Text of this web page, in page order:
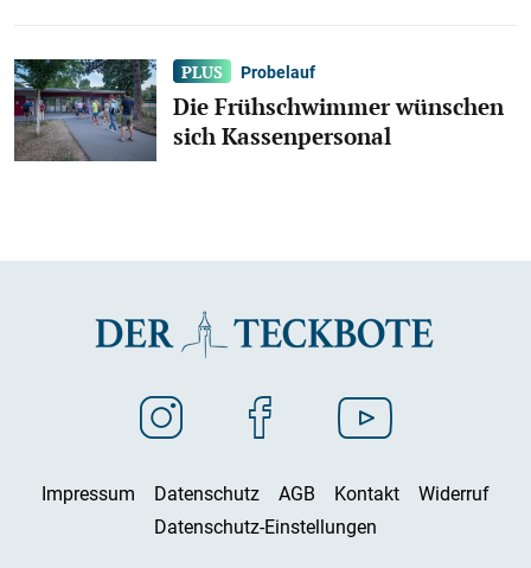
Probelauf
Die Frühschwimmer wünschen
sich Kassenpersonal
Impressum Datenschutz AGB Kontakt
Widerruf
Datenschutz-Einstellungen